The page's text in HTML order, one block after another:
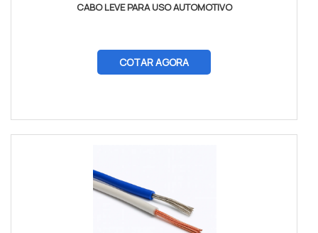
CABO LEVE PARA USO AUTOMOTIVO
COTAR AGORA